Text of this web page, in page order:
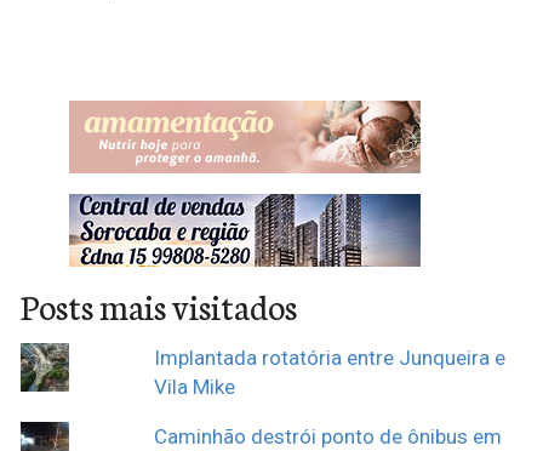
Posts mais visitados
Implantada rotatória entre Junqueira e
Vila Mike
Caminhão destrói ponto de ônibus em